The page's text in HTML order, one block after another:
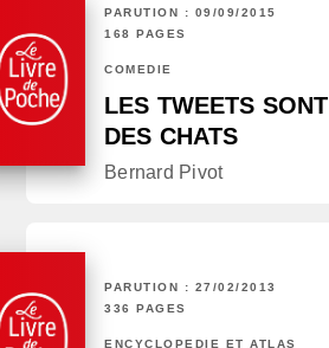
PARUTION : 09/09/2015
168 PAGES
COMÉDIE
LES TWEETS SONT
DES CHATS
Bernard Pivot
PARUTION : 27/02/2013
336 PAGES
ENCYCLOPÉDIE ET ATLAS